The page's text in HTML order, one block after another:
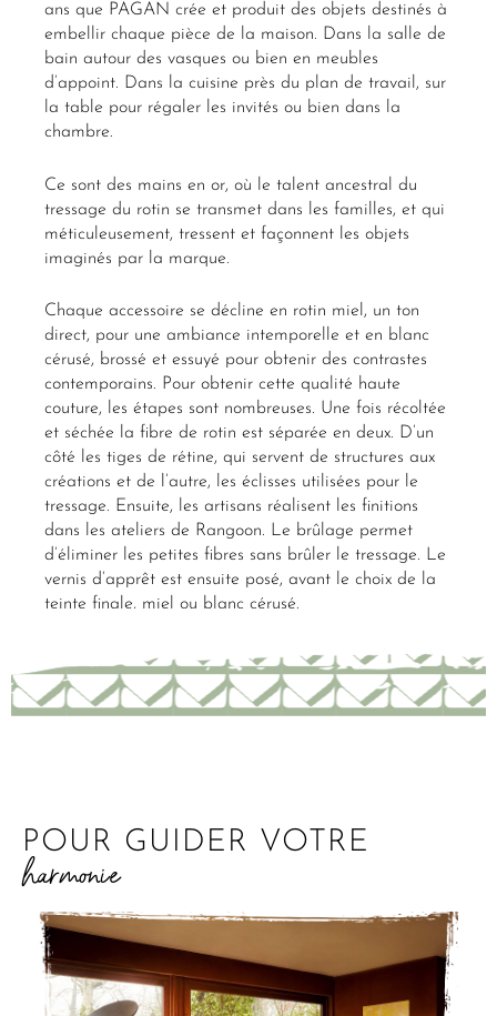
ans que PAGAN crée et produit des objets destinés à
embellir chaque pièce de la maison. Dans la salle de
bain autour des vasques ou bien en meubles
d’appoint. Dans la cuisine près du plan de travail, sur
la table pour régaler les invités ou bien dans la
chambre.
Ce sont des mains en or, où le talent ancestral du
tressage du rotin se transmet dans les familles, et qui
méticuleusement, tressent et façonnent les objets
imaginés par la marque.
Chaque accessoire se décline en rotin miel, un ton
direct, pour une ambiance intemporelle et en blanc
cérusé, brossé et essuyé pour obtenir des contrastes
contemporains. Pour obtenir cette qualité haute
couture, les étapes sont nombreuses. Une fois récoltée
et séchée la fibre de rotin est séparée en deux. D’un
côté les tiges de rétine, qui servent de structures aux
créations et de l’autre, les éclisses utilisées pour le
tressage. Ensuite, les artisans réalisent les finitions
dans les ateliers de Rangoon. Le brûlage permet
d’éliminer les petites fibres sans brûler le tressage. Le
vernis d’apprêt est ensuite posé, avant le choix de la
teinte finale, miel ou blanc cérusé.
POUR GUIDER VOTRE
harmonie